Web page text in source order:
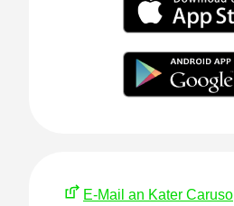
E-Mail an Kater Caruso